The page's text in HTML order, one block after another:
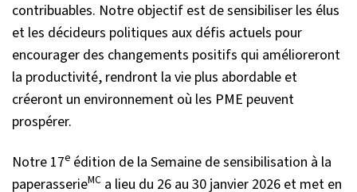
contribuables. Notre objectif est de sensibiliser les élus
et les décideurs politiques aux défis actuels pour
encourager des changements positifs qui amélioreront
la productivité, rendront la vie plus abordable et
créeront un environnement où les PME peuvent
prospérer.
Notre 17e édition de la Semaine de sensibilisation à la
paperasserieMC a lieu du 26 au 30 janvier 2026 et met en